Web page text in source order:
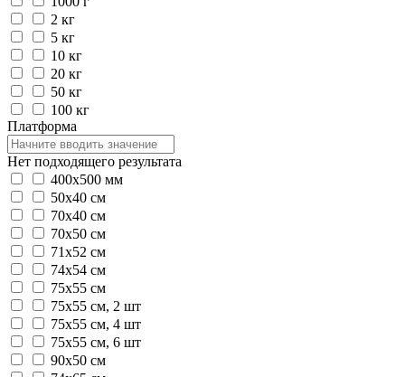
2 кг
5 кг
10 кг
20 кг
50 кг
100 кг
Платформа
Нет подходящего результата
400x500 мм
50х40 см
70х40 см
70х50 см
71х52 см
74х54 см
75х55 см
75х55 см, 2 шт
75х55 см, 4 шт
75х55 см, 6 шт
90х50 см